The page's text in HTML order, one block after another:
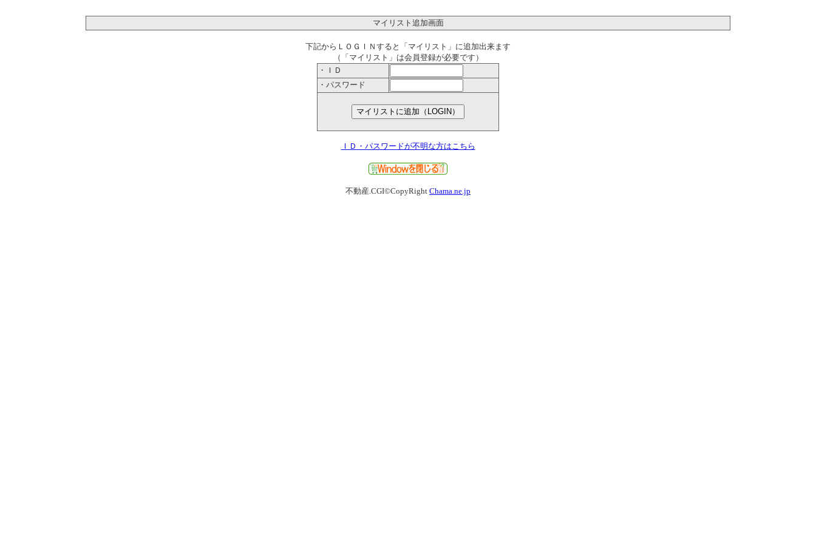
マイリスト追加画面
下記からＬＯＧＩＮすると「マイリスト」に追加出来ます
（「マイリスト」は会員登録が必要です）
・ＩＤ
・パスワード
ＩＤ・パスワードが不明な方はこちら
不動産.CGI©CopyRight Chama.ne.jp